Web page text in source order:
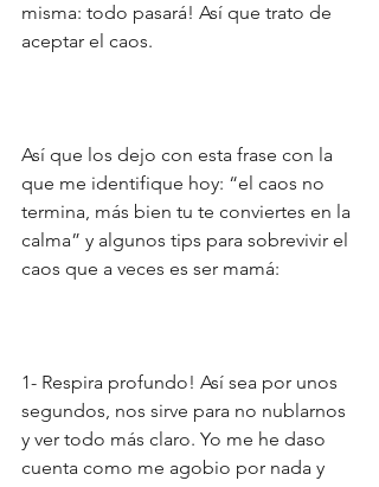
misma: todo pasará! Así que trato de
aceptar el caos.
Así que los dejo con esta frase con la
que me identifique hoy: “el caos no
termina, más bien tu te conviertes en la
calma” y algunos tips para sobrevivir el
caos que a veces es ser mamá:
1- Respira profundo! Así sea por unos
segundos, nos sirve para no nublarnos
y ver todo más claro. Yo me he daso
cuenta como me agobio por nada y